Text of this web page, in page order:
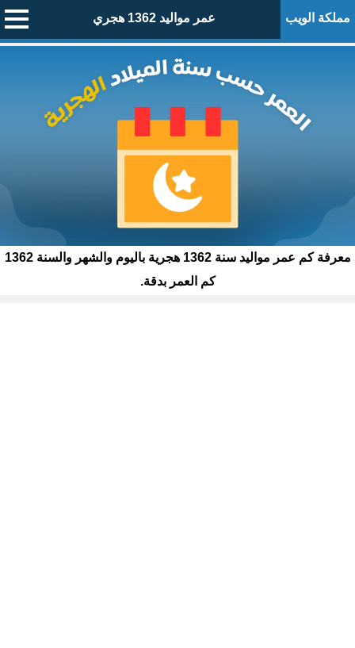
مملكة الويب عمر مواليد 1362 هجري
معرفة كم عمر مواليد سنة 1362 هجرية باليوم والشهر والسنة 1362
كم العمر بدقة.